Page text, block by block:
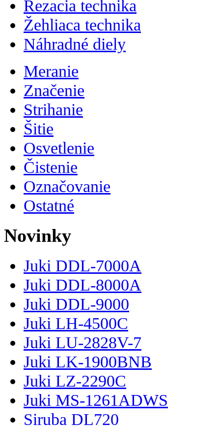
Rezacia technika
Žehliaca technika
Náhradné diely
Meranie
Značenie
Strihanie
Šitie
Osvetlenie
Čistenie
Označovanie
Ostatné
Novinky
Juki DDL-7000A
Juki DDL-8000A
Juki DDL-9000
Juki LH-4500C
Juki LU-2828V-7
Juki LK-1900BNB
Juki LZ-2290C
Juki MS-1261ADWS
Siruba DL720